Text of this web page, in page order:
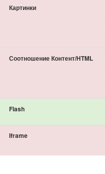
Картинки
Соотношение Контент/HTML
Flash
Iframe